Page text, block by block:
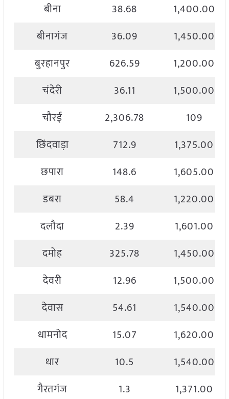
बीना
38.68
1,400.00
बीनागंज
36.09
1,450.00
बुरहानपुर
626.59
1,200.00
चंदेरी
36.11
1,500.00
चौरई
2,306.78
109
छिंदवाड़ा
712.9
1,375.00
छपारा
148.6
1,605.00
डबरा
58.4
1,220.00
दलौदा
2.39
1,601.00
दमोह
325.78
1,450.00
देवरी
12.96
1,500.00
देवास
54.61
1,540.00
धामनोद
15.07
1,620.00
धार
10.5
1,540.00
गैरतगंज
1.3
1,371.00